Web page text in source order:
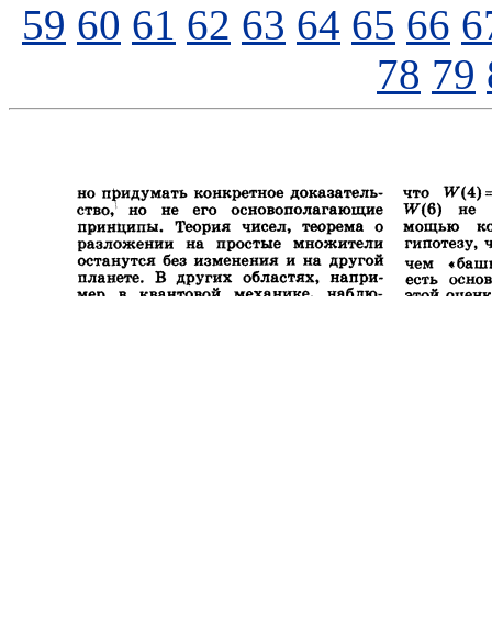
59 60 61 62 63 64 65 66
78 79